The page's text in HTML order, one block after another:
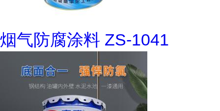
烟气防腐涂料 ZS-1041